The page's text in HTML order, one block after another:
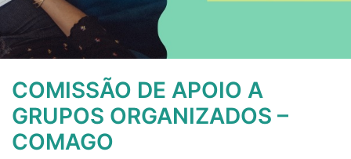
COMISSÃO DE APOIO A
GRUPOS ORGANIZADOS –
COMAGO